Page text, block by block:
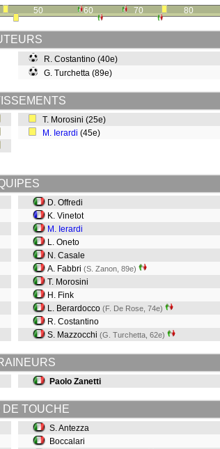
50 60 70 80
R. Costantino (40e)
G. Turchetta (89e)
T. Morosini (25e)
M. Ierardi (45e)
D. Offredi
K. Vinetot
M. Ierardi
L. Oneto
N. Casale
A. Fabbri (S. Zanon, 89e)
T. Morosini
H. Fink
L. Berardocco (F. De Rose, 74e)
R. Costantino
S. Mazzocchi (G. Turchetta, 62e)
Paolo Zanetti
DE TOUCHE
S. Antezza
Boccalari